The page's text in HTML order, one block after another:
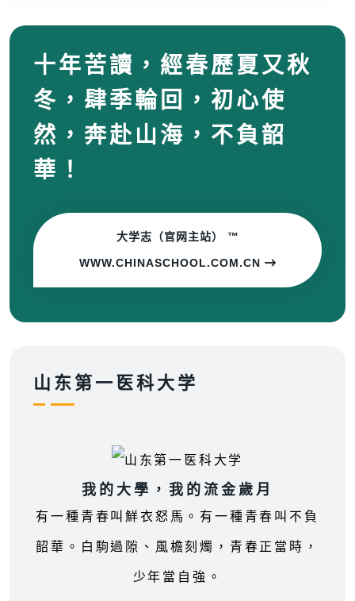
十年苦讀，經春歷夏又秋
冬，肆季輪回，初心使
然，奔赴山海，不負韶
華！
大学志（官网主站） ™
WWW.CHINASCHOOL.COM.CN
山东第一医科大学
我的大學，我的流金歲月
有一種青春叫鮮衣怒馬。有一種青春叫不負
韶華。白駒過隙、風檐刻燭，青春正當時，
少年當自強。